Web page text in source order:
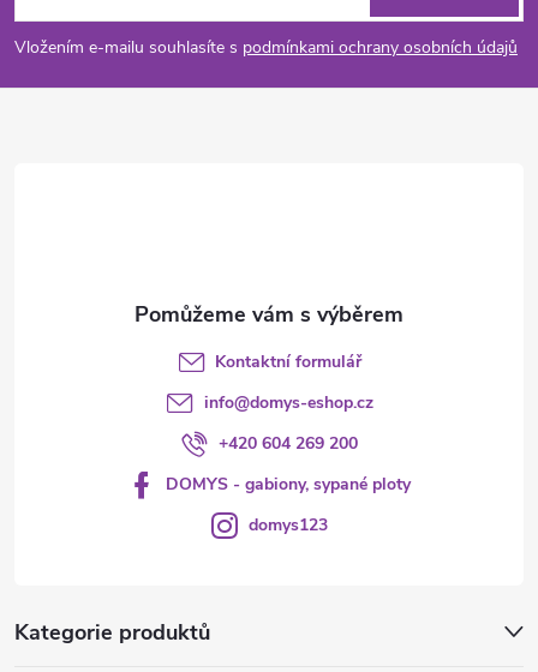
p
a
Vložením e-mailu souhlasíte s podmínkami ochrany osobních údajů
Kategorie produktů
Kontaktní formulář
info@domys-eshop.cz
+420 604 269 200
DOMYS - gabiony, sypané ploty
domys123